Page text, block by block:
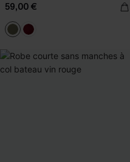
59,00 €